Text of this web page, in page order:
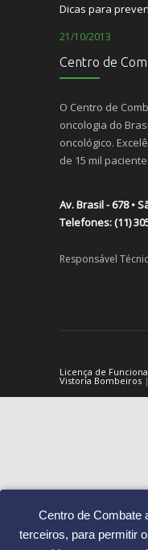
Centro de Combate
terceiros, para permitir
Dicas para
21/10/2013
O paciente com
O Câncer é
10/12/2014
13/07/2015
Centro de
O Centro de
oncologia do
oncológico.
de 15 mil
Av. Brasil - 678 •
Telefones: (11)
Responsável
Licença de
Vistoria Bombeiros |